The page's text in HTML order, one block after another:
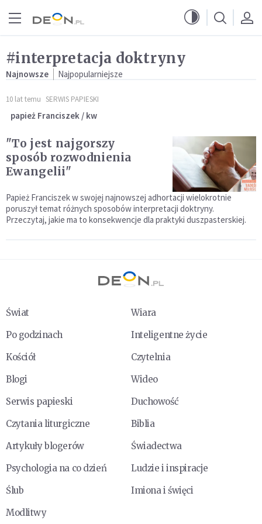
#interpretacja doktryny
Najnowsze Najpopularniejsze
10 lat temu SERWIS PAPIESKI
papież Franciszek / kw
"To jest najgorszy
sposób rozwodnienia
Ewangelii"
Papież Franciszek w swojej najnowszej adhortacji wielokrotnie
poruszył temat różnych sposobów interpretacji doktryny.
Przeczytaj, jakie ma to konsekwencje dla praktyki duszpasterskiej.
Świat
Wiara
Po godzinach
Inteligentne życie
Kościół
Czytelnia
Blogi
Wideo
Serwis papieski
Duchowość
Czytania liturgiczne
Biblia
Artykuły blogerów
Świadectwa
Psychologia na co dzień
Ludzie i inspiracje
Ślub
Imiona i święci
Modlitwy